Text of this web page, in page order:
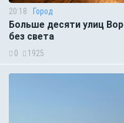
20:18 Город
Больше десяти улиц
без света
0 1925